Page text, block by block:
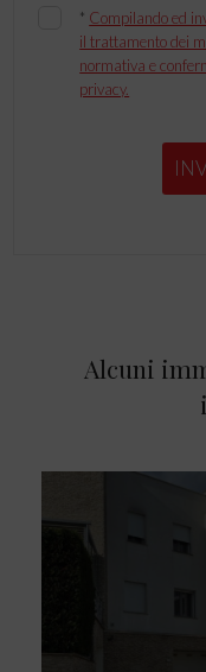
* Compilando ed
il trattamento dei
normativa e
privacy.
Alcuni